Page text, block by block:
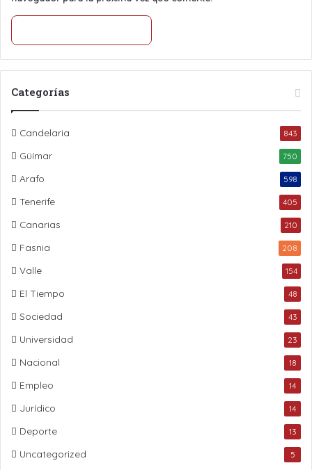
Categorías
Candelaria 843
Güímar 750
Arafo 598
Tenerife 405
Canarias 210
Fasnia 208
Valle 154
El Tiempo 48
Sociedad 43
Universidad 23
Nacional 18
Empleo 14
Jurídico 14
Deporte 13
Uncategorized 5